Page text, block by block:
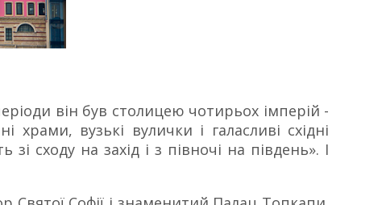
він був столицею чотирьох імперій -
храми, вузькі вулички і галасливі східні
сходу на захід і з півночі на південь». І